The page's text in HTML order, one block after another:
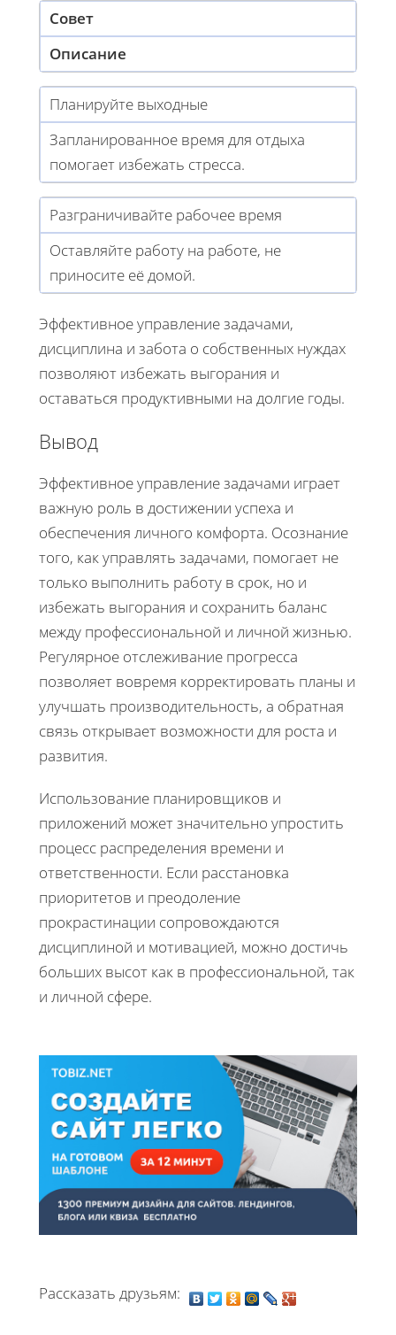
Совет
Описание
Планируйте выходные
Запланированное время для отдыха
помогает избежать стресса.
Разграничивайте рабочее время
Оставляйте работу на работе, не
приносите её домой.
Эффективное управление задачами,
дисциплина и забота о собственных нуждах
позволяют избежать выгорания и
оставаться продуктивными на долгие годы.
Вывод
Эффективное управление задачами играет
важную роль в достижении успеха и
обеспечения личного комфорта. Осознание
того, как управлять задачами, помогает не
только выполнить работу в срок, но и
избежать выгорания и сохранить баланс
между профессиональной и личной жизнью.
Регулярное отслеживание прогресса
позволяет вовремя корректировать планы и
улучшать производительность, а обратная
связь открывает возможности для роста и
развития.
Использование планировщиков и
приложений может значительно упростить
процесс распределения времени и
ответственности. Если расстановка
приоритетов и преодоление
прокрастинации сопровождаются
дисциплиной и мотивацией, можно достичь
больших высот как в профессиональной, так
и личной сфере.
Рассказать друзьям: